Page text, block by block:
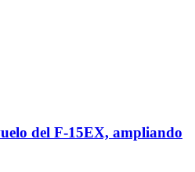
del F-15EX, ampliando